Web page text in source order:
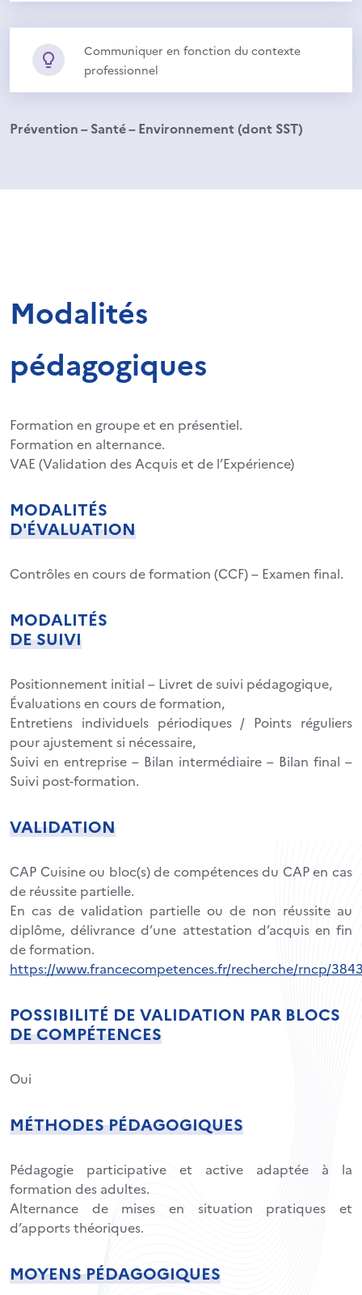
Communiquer en fonction du contexte
professionnel
Prévention – Santé – Environnement (dont SST)
Modalités
pédagogiques
Formation en groupe et en présentiel.
Formation en alternance.
VAE (Validation des Acquis et de l’Expérience)
MODALITÉS
D'ÉVALUATION
Contrôles en cours de formation (CCF) – Examen final.
MODALITÉS
DE SUIVI
Positionnement initial – Livret de suivi pédagogique,
Évaluations en cours de formation,
Entretiens individuels périodiques / Points réguliers
pour ajustement si nécessaire,
Suivi en entreprise – Bilan intermédiaire – Bilan final –
Suivi post-formation.
VALIDATION
CAP Cuisine ou bloc(s) de compétences du CAP en cas
de réussite partielle.
En cas de validation partielle ou de non réussite au
diplôme, délivrance d’une attestation d’acquis en fin
de formation.
https://www.francecompetences.fr/recherche/rncp/
POSSIBILITÉ DE VALIDATION PAR BLOCS
DE COMPÉTENCES
Oui
MÉTHODES PÉDAGOGIQUES
Pédagogie participative et active adaptée à la
formation des adultes.
Alternance de mises en situation pratiques et
d’apports théoriques.
MOYENS PÉDAGOGIQUES